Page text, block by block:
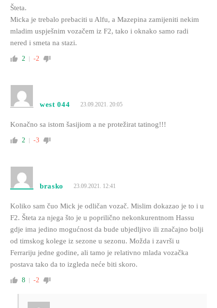
Šteta.
Micka je trebalo prebaciti u Alfu, a Mazepina zamijeniti nekim
mladim uspješnim vozačem iz F2, tako i oknako samo radi
nered i smeta na stazi.
2 -2
west 044 23.09.2021. 20:05
Konačno sa istom šasijiom a ne protežirat tatinog!!!
2 -3
brasko 23.09.2021. 12:41
Koliko sam čuo Mick je odličan vozač. Mislim dokazao je to i u
F2. Šteta za njega što je u poprilično nekonkurentnom Hassu
gdje ima jedino mogućnost da bude ubjedljivo ili značajno bolji
od timskog kolege iz sezone u sezonu. Možda i završi u
Ferrariju jedne godine, ali tamo je relativno mlada vozačka
postava tako da to izgleda neće biti skoro.
8 -2